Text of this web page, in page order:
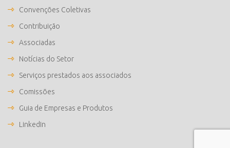
Convenções Coletivas
Contribuição
Associadas
Notícias do Setor
Serviços prestados aos associados
Comissões
Guia de Empresas e Produtos
LinkedIn